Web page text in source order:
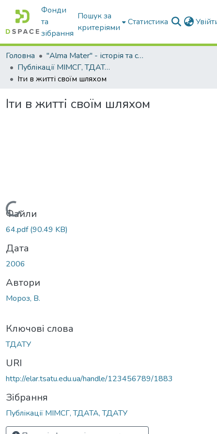
Фонди
та
зібрання
Пошук за
критеріями
Статистика
Головна
"Alma Mater" - історія та сьогодення Університету
Публікації МІМСГ, ТДАТА, ТДАТУ
Іти в житті своїм шляхом
Іти в житті своїм шляхом
Вантажиться...
Файли
64.pdf(90.49 KB)
Дата
2006
Автори
Мороз, В.
Ключові слова
ТДАТУ
URI
http://elar.tsatu.edu.ua/handle/123456789/1883
Зібрання
Публікації МІМСГ, ТДАТА, ТДАТУ